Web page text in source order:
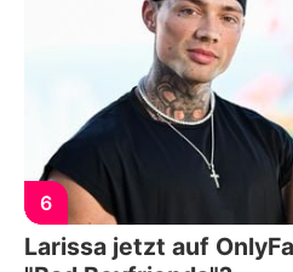
6
Larissa jetzt auf